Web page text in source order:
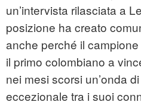
un’intervista rilasciata a
posizione ha creato
anche perché il
il primo colombiano a
nei mesi scorsi un’onda
eccezionale tra i suoi